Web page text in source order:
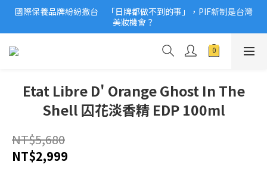
2026美妝小樣、試用品變少？PIF化妝品身分證7月上路！消費者
必懂5觀念
國際保養品牌紛紛撤台　「日牌都做不到的事」，PIF新制是台灣
美妝機會？
2026美妝小樣、試用品變少？PIF化妝品身分證7月上路！消費者
Etat Libre D' Orange Ghost In The
Shell 囚花淡香精 EDP 100ml
NT$5,680
NT$2,999